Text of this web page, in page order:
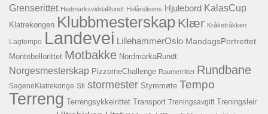
Grenserittet HedmarksviddaRundt Helårslisens Hjulebord KalasCup
Klatrekongen Klubbmesterskap Klær Kråketråkken
Lagtempo Landevei LillehammerOslo MandagsPortrettet
Montebellorittet Motbakke NordmarkaRundt
Norgesmesterskap PizzorneChallenge Raumerrittet Rundbane
SageneKlatrekonge Sti stormester Styremøte Tempo
Terreng Terrengsykkelrittet Transport Treningsavgift Treningsleir